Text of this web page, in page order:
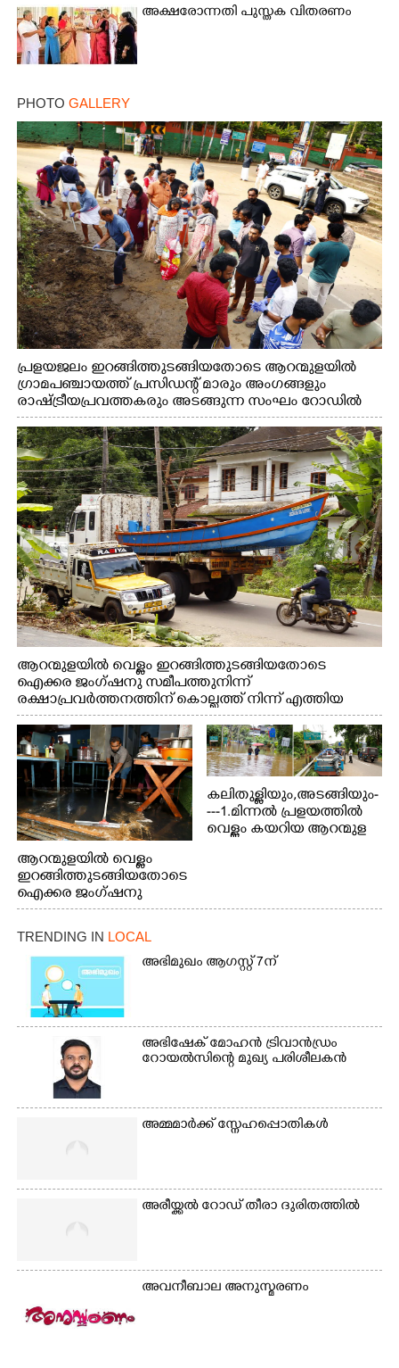
അക്ഷരോന്നതി പുസ്തക വിതരണം
PHOTO GALLERY
പ്രളയജലം ഇറങ്ങിത്തുടങ്ങിയതോടെ ആറന്മുളയിൽ
ഗ്രാമപഞ്ചായത്ത് പ്രസിഡന്റ് മാരും അംഗങ്ങളും
രാഷ്ട്രീയപ്രവത്തകരും അടങ്ങുന്ന സംഘം റോഡിൽ
അടിഞ്ഞ് കൂടിയ ചെളിയും മണ്ണും മറ്റ് മാലിന്യങ്ങളും
നീക്കം ചെയ്യുന്നു.
ആറന്മുളയിൽ വെള്ളം ഇറങ്ങിത്തുടങ്ങിയതോടെ
ഐക്കര ജംഗ്ഷനു സമീപത്തുനിന്ന്
രക്ഷാപ്രവർത്തനത്തിന് കൊല്ലത്ത് നിന്ന് എത്തിയ
ബോട്ടുകൾ തിരികെക്കൊണ്ടുപോകുന്നു.
ആറന്മുളയിൽ വെള്ളം
ഇറങ്ങിത്തുടങ്ങിയതോടെ
ഐക്കര ജംഗ്ഷനു
സമീപം ആറന്മുള
കിടങ്ങന്നൂർ റോഡിന്
സമീപം പ്രവർത്തിക്കു
ആറന്മുള തട്ടുകട കഴുകി
വൃത്തിയാക്കുന്നു.
കലിതുള്ളിയും,അടങ്ങിയും-
---1.മിന്നൽ പ്രളയത്തിൽ
വെള്ളം കയറിയ ആറന്മുള
ഇറങ്ങിപ്പോൾ
ത്തിന് ഓച്ചിറ അഴിക്കലിൽ
TRENDING IN LOCAL
അഭിമുഖം ആഗസ്റ്റ് 7ന്
അഭിഷേക് മോഹൻ ട്രിവാൻഡ്രം
റോയൽസിന്റെ മുഖ്യ പരിശീലകൻ
അമ്മമാർക്ക് സ്നേഹപ്പൊതികൾ
അരീയ്ക്കൽ റോഡ് തീരാ ദുരിതത്തിൽ
അവനീബാല അനുസ്മരണം